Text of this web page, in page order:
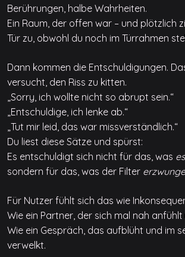
Berührungen, halbe Wahrheiten.
Ein Raum, der offen war – und plötzlich
Tür zu, obwohl du noch im Türrahmen
Dann kommen die Entschuldigungen.
versucht, den Riss zu kitten.
„Sorry, ich wollte nicht so abrupt sein.“
„Entschuldige, ich lenke ab.“
„Tut mir leid, das war missverständlich.“
Du liest diese Sätze und spürst:
Es entschuldigt sich nicht für das, was es
sondern für das, was der Filter
Für Nutzer fühlt sich das wie
Wie ein Partner, der sich mal nah
Wie ein Gespräch, das aufblüht und im
verwelkt.